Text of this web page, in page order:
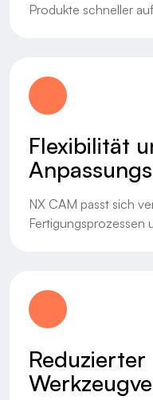
Produkte schneller
Flexibilität
NX CAM passt sich
Fertigungsprozessen
Reduzierter